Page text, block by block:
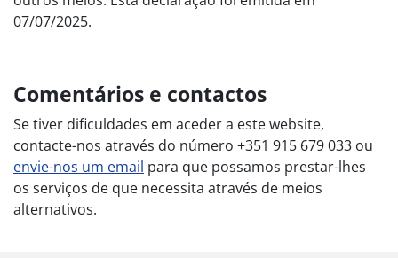
07/07/2025.
Comentários e contactos
Se tiver dificuldades em aceder a este website,
contacte-nos através do número +351 915 679 033 ou
envie-nos um email para que possamos prestar-lhes
os serviços de que necessita através de meios
alternativos.